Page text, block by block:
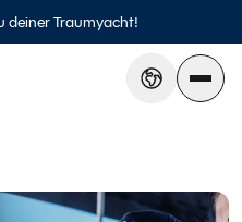
deiner Traumyacht!